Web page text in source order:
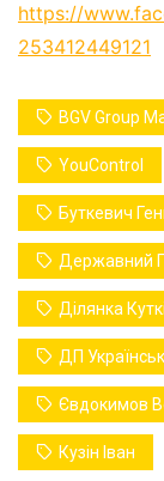
https://
253412449121
BGV Group
YouControl
Буткевич
Державний
Ділянка
ДП
Євдокимов
Кузін Іван